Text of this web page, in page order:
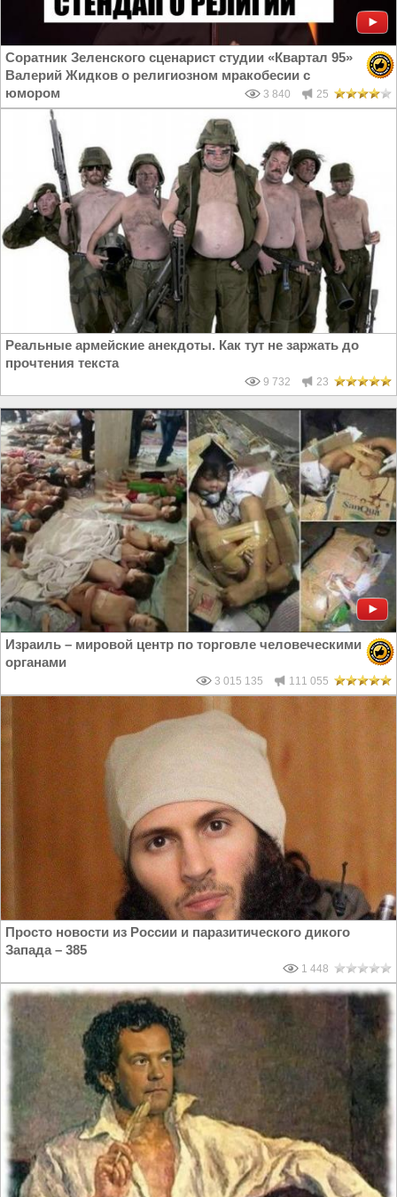
Соратник Зеленского сценарист студии «Квартал 95»
Валерий Жидков о религиозном мракобесии с
юмором
3 840 25
Реальные армейские анекдоты. Как тут не заржать до
прочтения текста
9 732 23
Израиль – мировой центр по торговле человеческими
органами
3 015 135 111 055
Просто новости из России и паразитического дикого
Запада – 385
1 448